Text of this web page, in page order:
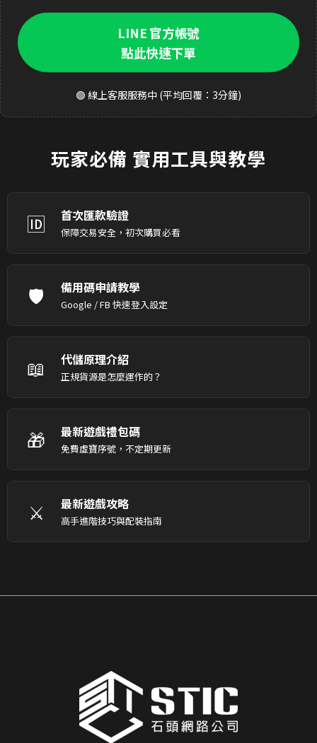
LINE 官方帳號
點此快速下單
🟢 線上客服服務中 (平均回覆：3分鐘)
玩家必備 實用工具與教學
🆔 首次匯款驗證
保障交易安全，初次購買必看
🛡️ 備用碼申請教學
Google / FB 快速登入設定
📖 代儲原理介紹
正規貨源是怎麼運作的？
🎁 最新遊戲禮包碼
免費虛寶序號，不定期更新
⚔️ 最新遊戲攻略
高手進階技巧與配裝指南